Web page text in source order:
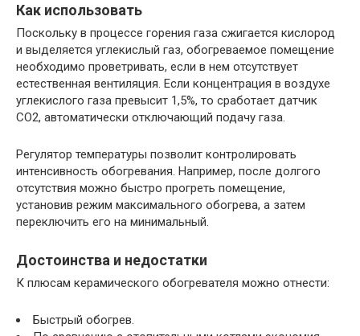
Как использовать
Поскольку в процессе горения газа сжигается кислород
и выделяется углекислый газ, обогреваемое помещение
необходимо проветривать, если в нем отсутствует
естественная вентиляция. Если концентрация в воздухе
углекислого газа превысит 1,5%, то сработает датчик
СО2, автоматически отключающий подачу газа.
Регулятор температуры позволит контролировать
интенсивность обогревания. Например, после долгого
отсутствия можно быстро прогреть помещение,
установив режим максимального обогрева, а затем
переключить его на минимальный.
Достоинства и недостатки
К плюсам керамического обогревателя можно отнести:
Быстрый обогрев.